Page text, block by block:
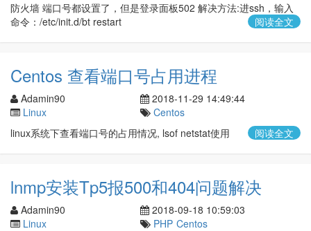
v
i
防火墙 端口号都设置了，但是登录面板502 解决方法:进ssh，输入
命令：/etc/init.d/bt restart
阅读全文
Centos 查看端口号占用进程
Adamin90
2018-11-29 14:49:44
Linux
Centos
linux系统下查看端口号的占用情况, lsof netstat使用
阅读全文
lnmp安装Tp5报500和404问题解决
Adamin90
2018-09-18 10:59:03
Linux
PHP Centos